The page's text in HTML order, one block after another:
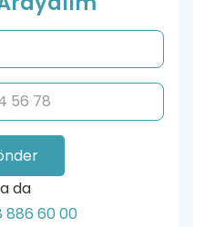
da
886 60 00